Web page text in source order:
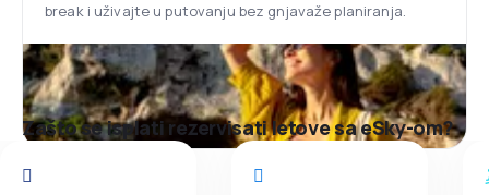
break i uživajte u putovanju bez gnjavaže planiranja.
Zašto se isplati rezervisati letove sa eSky-om?